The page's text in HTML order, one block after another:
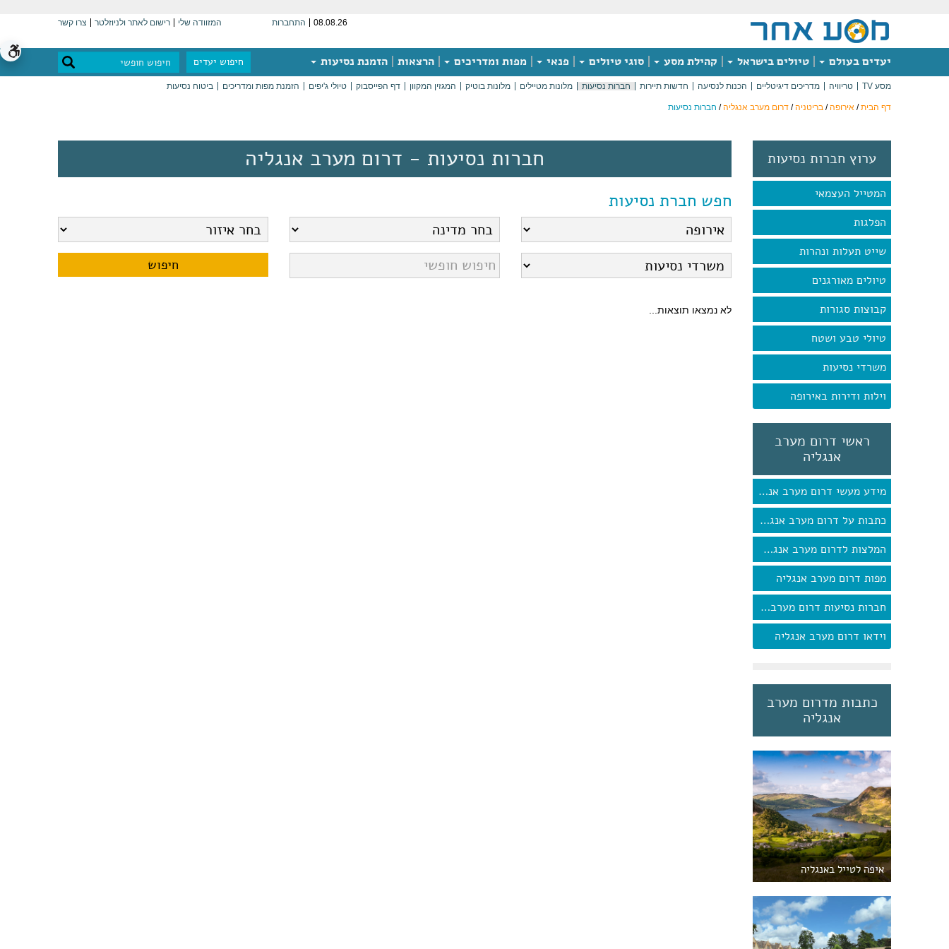
08.08.26 התחברות המזוודה שלי רישום לאתר ולניוזלטר צרו קשר
יעדים בעולם טיולים בישראל קהילת מסע סוגי טיולים פנאי מפות ומדריכים הרצאות הזמנת נסיעות חיפוש יעדים
מסע TV טריוויה מדריכים דיגיטליים הכנות לנסיעה חדשות תיירות חברות נסיעות מלונות מטיילים מלונות בוטיק המגזין המקוון דף הפייסבוק טיולי ג'יפים הזמנת מפות ומדריכים ביטוח נסיעות
דף הבית/ אירופה/ בריטניה/ דרום מערב אנגליה/ חברות נסיעות
ערוץ חברות נסיעות
המטייל העצמאי
הפלגות
שייט תעלות ונהרות
טיולים מאורגנים
קבוצות סגורות
טיולי טבע ושטח
משרדי נסיעות
וילות ודירות באירופה
ראשי דרום מערב
אנגליה
מידע מעשי דרום מערב אנגליה
כתבות על דרום מערב אנגליה
המלצות לדרום מערב אנגליה
מפות דרום מערב אנגליה
חברות נסיעות דרום מערב אנגליה
וידאו דרום מערב אנגליה
כתבות מדרום מערב
אנגליה
איפה לטייל באנגליה
חברות נסיעות - דרום מערב אנגליה
חפש חברת נסיעות
לא נמצאו תוצאות...